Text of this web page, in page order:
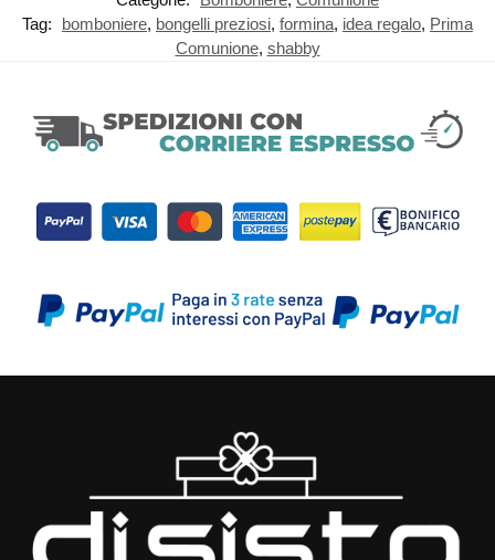
Tag:
bomboniere, bongelli preziosi, formina, idea regalo, Prima
Comunione, shabby